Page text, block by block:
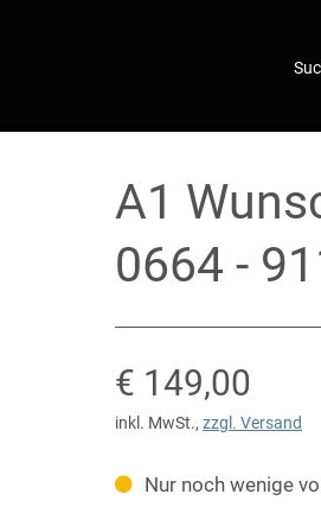
A1
0664 -
€ 149,00
inkl. MwSt., zzgl. Versand
Nur noch wenige